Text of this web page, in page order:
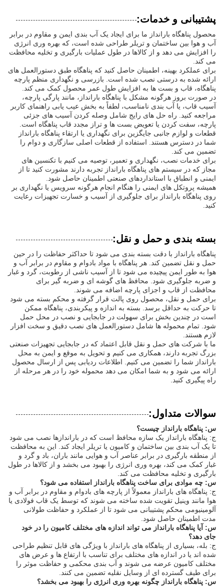
پشتیبانی و خدمات:
محصول پناهگاه بارانداز ما برای ایجاد یک آب بندی ایمن و مقاوم در برابر
آب و هوا بین ساختمان و تریلر طراحی شده است، که بهره وری انرژی
را افزایش می دهد و از کالاها در طول عملیات بارگیری و تخلیه محافظت
می کند.
برای عملکرد بهینه، اطمینان حاصل کنید که پناهگاه طبق دستورالعمل های
ارائه شده به درستی نصب شده است. بازرسی و نگهداری منظم پارچه
پناهگاه، قاب و بست ها به افزایش طول عمر محصول کمک می کند.
در صورت بروز هرگونه مشکل با پناهگاه بارانداز، مانند پارگی پارچه،
آسیب قاب، یا آب بندی نامناسب، لطفاً به بخش عیب یابی راهنمای کاربر
مراجعه کنید. راه حل های رایج شامل وصله کردن آسیب های جزئی
پارچه، سفت کردن یا تعویض بست ها و تراز مجدد قاب پناهگاه است.
قطعات و لوازم جانبی جایگزین برای نگهداری یا ارتقاء پناهگاه بارانداز
شما در دسترس هستند. استفاده از قطعات اصلی سازگاری و دوام را
تضمین می کند.
برای خدمات نصب، نگهداری و تعمیر، توصیه می کنیم با تکنسین های
مجاز که در سیستم های پناهگاه بارانداز تجربه دارند مشورت کنید تا از
ایمنی و انطباق با استانداردهای صنعتی اطمینان حاصل شود.
همیشه پروتکل های ایمنی را هنگام انجام هرگونه سرویس یا نگهداری بر
روی پناهگاه بارانداز برای جلوگیری از آسیب و خسارت تجهیزات رعایت
کنید.
بسته بندی و حمل و نقل:
پناهگاه بارانداز با دقت بسته بندی می شود تا حداکثر حفاظت را در حین
حمل و نقل تضمین کند. هر پناهگاه با مواد بادوام و مقاوم در برابر آب و
هوا به طور ایمن پیچیده می شود تا از آسیب ناشی از رطوبت، گرد و غبار
و ضربه جلوگیری شود. محافظ های گوشه ای و ضربه گیر برای
محافظت از قاب و اجزای پارچه اضافه می شوند.
برای حمل و نقل، محصول روی پالت قرار گرفته و محکم بسته می شود
تا حرکت به حداقل برسد. بسته به اندازه و پیکربندی، پناهگاه ممکن
است در چندین بخش برای سهولت در جابجایی و نصب در محل حمل
شود. تمام محموله ها شامل دستورالعمل های نصب دقیق و سخت افزار
لازم هستند.
ما با شرکت های حمل و نقل قابل اعتماد که در جابجایی تجهیزات صنعتی
بزرگ تجربه دارند، همکاری می کنیم و تحویل به موقع و ایمن به محل
بارانداز شما را تضمین می کنیم. اطلاعات ردیابی پس از ارسال محصول
ارائه می شود و به شما امکان می دهد محموله خود را در هر مرحله از
راه پیگیری کنید.
سوالات متداول:
س: پناهگاه بارانداز چیست؟
ج: پناهگاه بارانداز یک سازه محافظ است که در باراندازها نصب می شود
تا یک آب بندی بین ساختمان و کامیون یا تریلر ایجاد کند. این به محافظت
از منطقه بارگیری در برابر عناصر آب و هوایی مانند باران، باد و گرد و
غبار کمک می کند، بهره وری انرژی را بهبود می بخشد و از کالاها در طول
بارگیری و تخلیه محافظت می کند.
س: چه موادی برای ساخت پناهگاه بارانداز استفاده می شود؟
ج: پناهگاه های بارانداز معمولاً از پارچه های بادوام و مقاوم در برابر آب و
هوا مانند وینیل تقویت شده ساخته می شوند که توسط یک قاب فولادی یا
آلومینیومی محکم پشتیبانی می شود تا از عملکرد و حفاظت طولانی
مدت اطمینان حاصل شود.
س: آیا پناهگاه بارانداز می تواند اندازه های مختلف کامیون را در خود
جای دهد؟
ج: بله، بسیاری از پناهگاه های بارانداز با ویژگی های قابل تنظیم طراحی
شده اند یا در اندازه های مختلف برای تناسب با ارتفاع ها و عرض های
مختلف کامیون عرضه می شوند و آب بندی محکمی و حفاظت موثر را
برای طیف گسترده ای از وسایل نقلیه تضمین می کنند.
س: پناهگاه بارانداز چگونه بهره وری انرژی را بهبود می بخشد؟